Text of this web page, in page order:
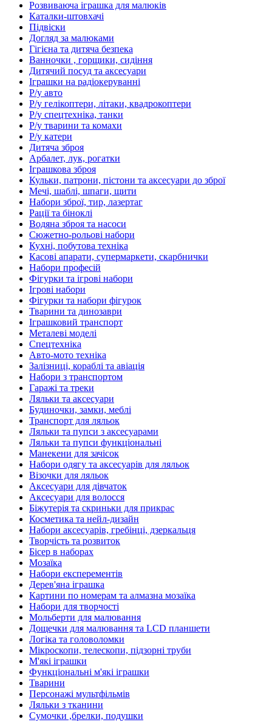
Розвиваюча іграшка для малюків
Каталки-штовхачі
Підвіски
Догляд за малюками
Гігієна та дитяча безпека
Ванночки , горщики, сидіння
Дитячий посуд та аксесуари
Іграшки на радіокеруванні
Р/у авто
Р/у гелікоптери, літаки, квадрокоптери
Р/у спецтехніка, танки
Р/у тварини та комахи
Р/у катери
Дитяча зброя
Арбалет, лук, рогатки
Іграшкова зброя
Кульки, патрони, пістони та аксесуари до зброї
Мечі, шаблі, шпаги, щити
Набори зброї, тир, лазертаг
Рації та біноклі
Водяна зброя та насоси
Сюжетно-рольові набори
Кухні, побутова техніка
Касові апарати, супермаркети, скарбнички
Набори професій
Фігурки та ігрові набори
Ігрові набори
Фігурки та набори фігурок
Тварини та динозаври
Іграшковий транспорт
Металеві моделі
Спецтехніка
Авто-мото техніка
Залізниці, кораблі та авіація
Набори з транспортом
Гаражі та треки
Ляльки та аксесуари
Будиночки, замки, меблі
Транспорт для ляльок
Ляльки та пупси з аксесуарами
Ляльки та пупси функціональні
Манекени для зачісок
Набори одягу та аксесуарів для ляльок
Візочки для ляльок
Аксесуари для дівчаток
Аксесуари для волосся
Біжутерія та скриньки для прикрас
Косметика та нейл-дизайн
Набори аксесуарів, гребінці, дзеркальця
Творчість та розвиток
Бісер в наборах
Мозаїка
Набори експерементів
Дерев'яна іграшка
Картини по номерам та алмазна мозаїка
Набори для творчості
Мольберти для малювання
Дощечки для малювання та LCD планшети
Логіка та головоломки
Мікроскопи, телескопи, підзорні труби
М'які іграшки
Функціональні м'які іграшки
Тварини
Персонажі мультфільмів
Ляльки з тканини
Сумочки ,брелки, подушки